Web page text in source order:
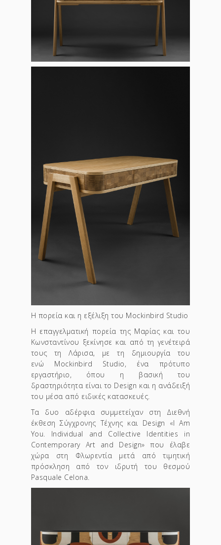
Η πορεία και η εξέλιξη του Mockinbird Studio
Η επαγγελματική πορεία της Μαρίας και του
Κωνσταντίνου ξεκίνησε και από τη γενέτειρά
τους τη Λάρισα, με τη δημιουργία του
ενώ Mockinbird Studio, ένα πρότυπο
εργαστήριο, όπου η βασική του
δραστηριότητα είναι το Design και η ανάδειξή
του μέσα από ειδικές κατασκευές.
Τα δυο αδέρφια συμμετείχαν στη Διεθνή
έκθεση Σύγχρονης Τέχνης και Design «I Am
You. Individual and Collective Identities in
Contemporary Art and Design» που έλαβε
χώρα στη Φλωρεντία μετά από τιμητική
πρόσκληση από τον ιδρυτή του θεσμού
Pasquale Celona.